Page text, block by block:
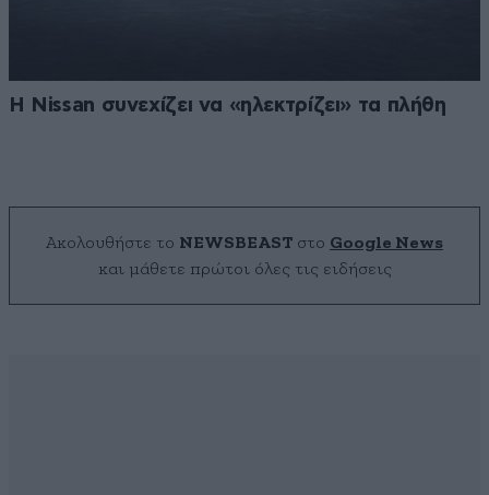
Η Nissan συνεχίζει να «ηλεκτρίζει» τα πλήθη
Ακολουθήστε το NEWSBEAST στο Google News
και μάθετε πρώτοι όλες τις ειδήσεις